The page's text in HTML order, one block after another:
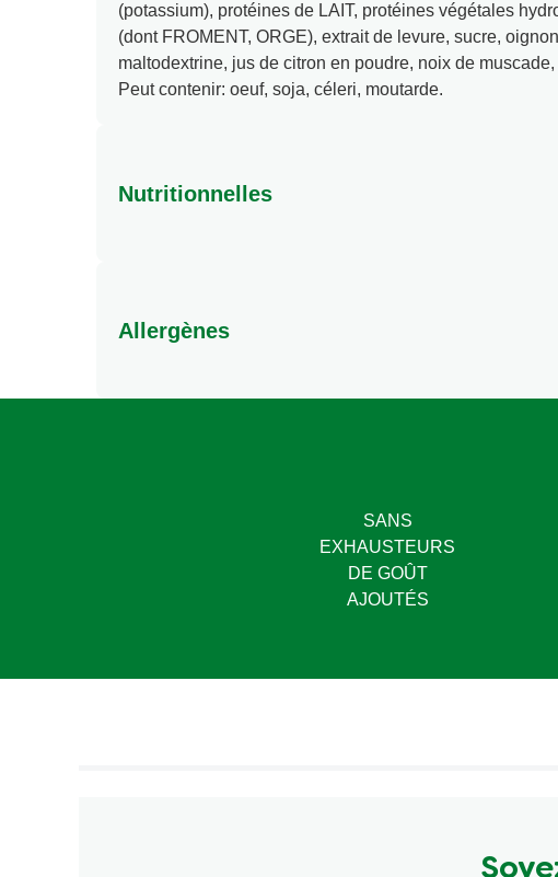
(potassium), protéines de LAIT, protéines végétales
(dont FROMENT, ORGE), extrait de levure, sucre,
maltodextrine, jus de citron en poudre, noix de
Peut contenir: oeuf, soja, céleri, moutarde.
Nutritionnelles
Matières grasses saturées
Allergènes
SANS
EXHAUSTEURS
DE GOÛT
AJOUTÉS